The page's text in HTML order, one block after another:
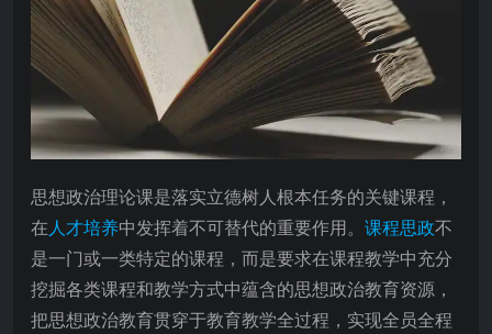
思想政治理论课是落实立德树人根本任务的关键课程，
在人才培养中发挥着不可替代的重要作用。 课程思政不
是一门或一类特定的课程，而是要求在课程教学中充分
挖掘各类课程和教学方式中蕴含的思想政治教育资源，
把思想政治教育贯穿于教育教学全过程，实现全员全程